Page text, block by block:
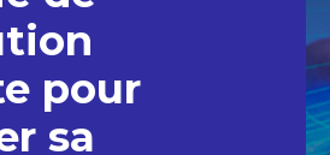
pour
sa